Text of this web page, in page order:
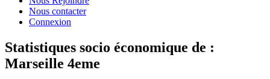
Nous contacter
Connexion
Statistiques socio économique de :
Marseille 4eme